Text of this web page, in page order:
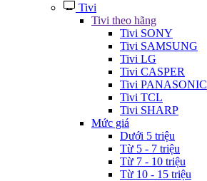
Tivi
Tivi theo hãng
Tivi SONY
Tivi SAMSUNG
Tivi LG
Tivi CASPER
Tivi PANASONIC
Tivi TCL
Tivi SHARP
Mức giá
Dưới 5 triệu
Từ 5 - 7 triệu
Từ 7 - 10 triệu
Từ 10 - 15 triệu